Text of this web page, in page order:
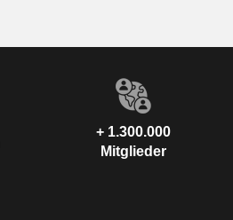
+ 1.300.000
Mitglieder